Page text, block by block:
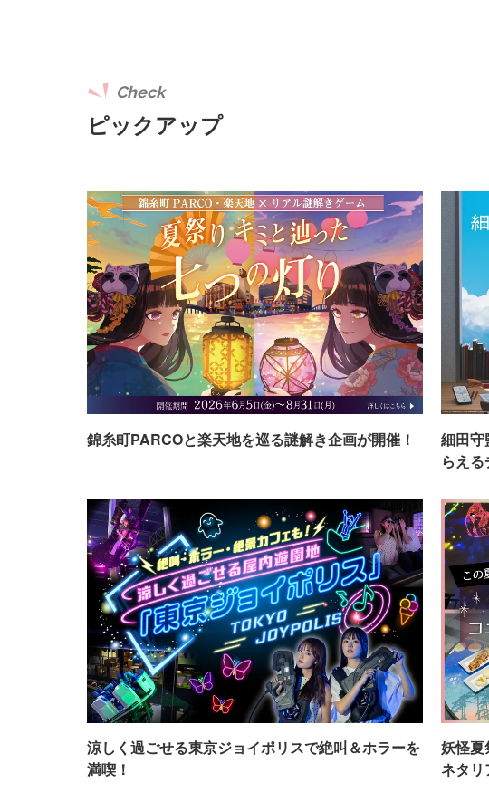
ピックアップ
Check
錦糸町PARCOと楽天地を巡る謎解き企画が開催！
細田守
らえる
涼しく過ごせる東京ジョイポリスで絶叫＆ホラーを
満喫！
妖怪夏
ネタリ